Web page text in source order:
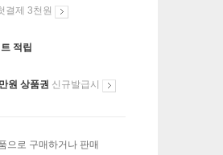
결제 3천원
적립
원 상품권 신규발급시
으로 구매하거나 판매